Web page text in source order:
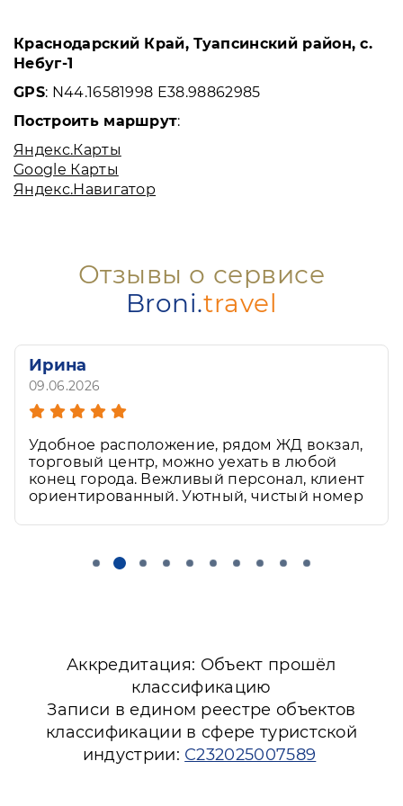
Краснодарский Край, Туапсинский район, с.
Небуг-1
GPS: N44.16581998 E38.98862985
Построить маршрут:
Яндекс.Карты
Google Карты
Яндекс.Навигатор
Отзывы о сервисе
Broni.travel
Ирина
09.06.2026
Удобное расположение, рядом ЖД вокзал,
торговый центр, можно уехать в любой
конец города. Вежливый персонал, клиент
ориентированный. Уютный, чистый номер
Аккредитация: Объект прошёл
классификацию
Записи в едином реестре объектов
классификации в сфере туристской
индустрии: С232025007589